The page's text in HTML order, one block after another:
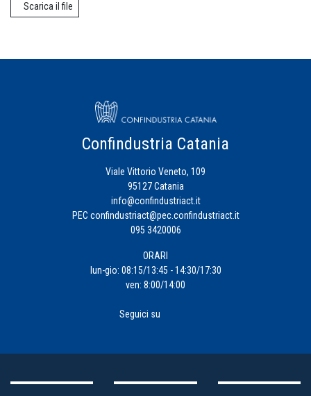
Scarica il file
Confindustria Catania
Viale Vittorio Veneto, 109
95127 Catania
info@confindustriact.it
PEC confindustriact@pec.confindustriact.it
095 3420006
ORARI
lun-gio: 08:15/13:45 - 14:30/17:30
ven: 8:00/14:00
Seguici su